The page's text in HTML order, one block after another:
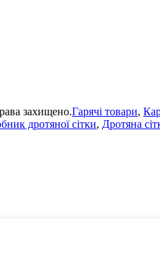
захищено.Гарячі товари,
дротяної сітки, Дротяна